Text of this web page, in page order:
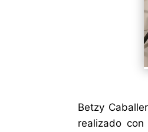
Betzy
realizado